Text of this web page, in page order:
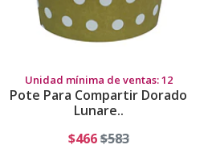
Unidad mínima de ventas: 12
Pote Para Compartir Dorado
Lunare..
$466$583